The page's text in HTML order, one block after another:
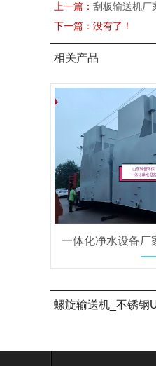
上一篇： 刮板输送机厂
下一篇：没有了！
相关产品
螺旋输送机_不锈钢